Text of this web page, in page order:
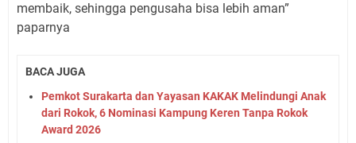
membaik, sehingga pengusaha bisa lebih aman”
paparnya
BACA JUGA
Pemkot Surakarta dan Yayasan KAKAK Melindungi Anak
dari Rokok, 6 Nominasi Kampung Keren Tanpa Rokok
Award 2026